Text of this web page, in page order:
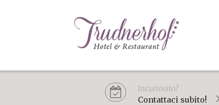
Incuriosito?
Contattaci subito!